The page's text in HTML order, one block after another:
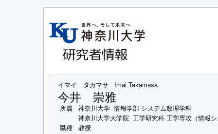
イマイ タカマサ Imai Takamasa
今井 崇雅
所属
神奈川大学 情報学部 システム数理学科
神奈川大学大学院 工学研究科 工学専攻（情報
職種
教授